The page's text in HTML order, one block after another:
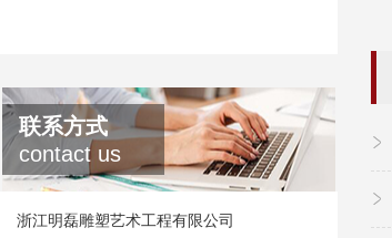
联系方式
contact us
浙江明磊雕塑艺术工程有限公司